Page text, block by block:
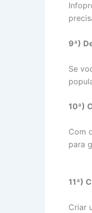
9ª)
Se
10ª)
Com
para
11ª)
Criar